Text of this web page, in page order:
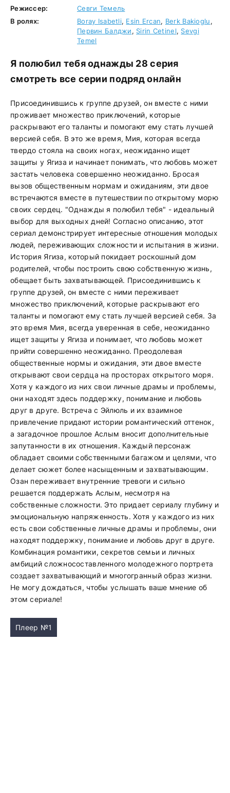
Режиссер:
Севги Темель
В ролях:
Boray Isabetli, Esin Ercan, Berk Bakioglu,
Первин Балджи, Sirin Cetinel, Sevgi
Temel
Я полюбил тебя однажды 28 серия
смотреть все серии подряд онлайн
Присоединившись к группе друзей, он вместе с ними
проживает множество приключений, которые
раскрывают его таланты и помогают ему стать лучшей
версией себя. В это же время, Мия, которая всегда
твердо стояла на своих ногах, неожиданно ищет
защиты у Ягиза и начинает понимать, что любовь может
застать человека совершенно неожиданно. Бросая
вызов общественным нормам и ожиданиям, эти двое
встречаются вместе в путешествии по открытому морю
своих сердец. "Однажды я полюбил тебя" - идеальный
выбор для выходных дней! Согласно описанию, этот
сериал демонстрирует интересные отношения молодых
людей, переживающих сложности и испытания в жизни.
История Ягиза, который покидает роскошный дом
родителей, чтобы построить свою собственную жизнь,
обещает быть захватывающей. Присоединившись к
группе друзей, он вместе с ними переживает
множество приключений, которые раскрывают его
таланты и помогают ему стать лучшей версией себя. За
это время Мия, всегда уверенная в себе, неожиданно
ищет защиты у Ягиза и понимает, что любовь может
прийти совершенно неожиданно. Преодолевая
общественные нормы и ожидания, эти двое вместе
открывают свои сердца на просторах открытого моря.
Хотя у каждого из них свои личные драмы и проблемы,
они находят здесь поддержку, понимание и любовь
друг в друге. Встреча с Эйлюль и их взаимное
привлечение придают истории романтический оттенок,
а загадочное прошлое Аслым вносит дополнительные
запутанности в их отношения. Каждый персонаж
обладает своими собственными багажом и целями, что
делает сюжет более насыщенным и захватывающим.
Озан переживает внутренние тревоги и сильно
решается поддержать Аслым, несмотря на
собственные сложности. Это придает сериалу глубину и
эмоциональную напряженность. Хотя у каждого из них
есть свои собственные личные драмы и проблемы, они
находят поддержку, понимание и любовь друг в друге.
Комбинация романтики, секретов семьи и личных
амбиций сложносоставленного молодежного портрета
создает захватывающий и многогранный образ жизни.
Не могу дождаться, чтобы услышать ваше мнение об
этом сериале!
Плеер №1